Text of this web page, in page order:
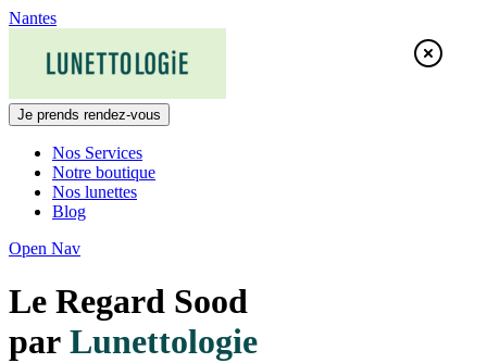
Skip
content
Nantes
Je prends rendez-vous
Nos Services
Notre boutique
Nos lunettes
Blog
Open Nav
Le Regard Sood
par Lunettologie